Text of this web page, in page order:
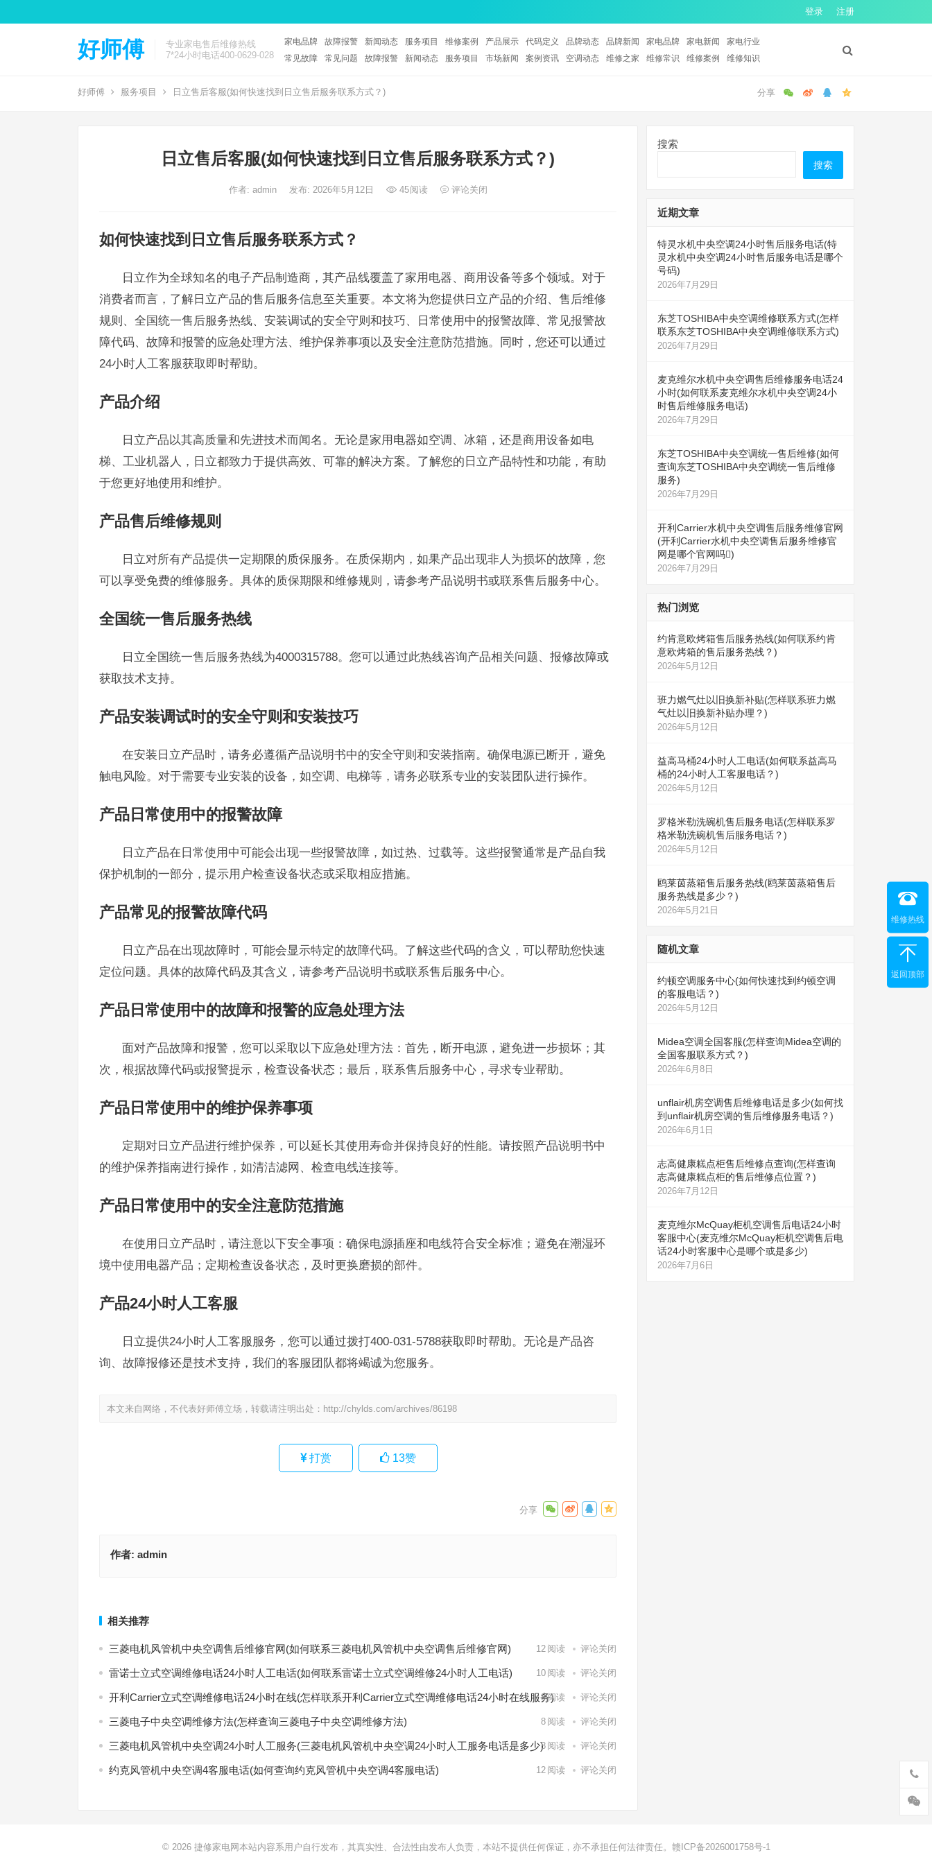
登录 注册
好师傅
专业家电售后维修热线
7*24小时电话400-0629-028
家电品牌 故障报警 新闻动态 服务项目 维修案例 产品展示 代码定义 品牌动态 品牌新闻 家电品牌 家电新闻
家电行业
常见故障
常见问题 故障报警 新闻动态 服务项目 市场新闻 案例资讯 空调动态 维修之家 维修常识 维修案例 维修知识
好师傅 服务项目 日立售后客服(如何快速找到日立售后服务联系方式？)
日立售后客服(如何快速找到日立售后服务联系方式？)
作者: admin 发布: 2026年5月12日 45阅读 评论关闭
如何快速找到日立售后服务联系方式？
日立作为全球知名的电子产品制造商，其产品线覆盖了家用电器、商用设备等多个领域。对于
消费者而言，了解日立产品的售后服务信息至关重要。本文将为您提供日立产品的介绍、售后维修
规则、全国统一售后服务热线、安装调试的安全守则和技巧、日常使用中的报警故障、常见报警故
障代码、故障和报警的应急处理方法、维护保养事项以及安全注意防范措施。同时，您还可以通过
24小时人工客服获取即时帮助。
产品介绍
日立产品以其高质量和先进技术而闻名。无论是家用电器如空调、冰箱，还是商用设备如电
梯、工业机器人，日立都致力于提供高效、可靠的解决方案。了解您的日立产品特性和功能，有助
于您更好地使用和维护。
产品售后维修规则
日立对所有产品提供一定期限的质保服务。在质保期内，如果产品出现非人为损坏的故障，您
可以享受免费的维修服务。具体的质保期限和维修规则，请参考产品说明书或联系售后服务中心。
全国统一售后服务热线
日立全国统一售后服务热线为4000315788。您可以通过此热线咨询产品相关问题、报修故障或
获取技术支持。
产品安装调试时的安全守则和安装技巧
在安装日立产品时，请务必遵循产品说明书中的安全守则和安装指南。确保电源已断开，避免
触电风险。对于需要专业安装的设备，如空调、电梯等，请务必联系专业的安装团队进行操作。
产品日常使用中的报警故障
日立产品在日常使用中可能会出现一些报警故障，如过热、过载等。这些报警通常是产品自我
保护机制的一部分，提示用户检查设备状态或采取相应措施。
产品常见的报警故障代码
日立产品在出现故障时，可能会显示特定的故障代码。了解这些代码的含义，可以帮助您快速
定位问题。具体的故障代码及其含义，请参考产品说明书或联系售后服务中心。
产品日常使用中的故障和报警的应急处理方法
面对产品故障和报警，您可以采取以下应急处理方法：首先，断开电源，避免进一步损坏；其
次，根据故障代码或报警提示，检查设备状态；最后，联系售后服务中心，寻求专业帮助。
产品日常使用中的维护保养事项
定期对日立产品进行维护保养，可以延长其使用寿命并保持良好的性能。请按照产品说明书中
的维护保养指南进行操作，如清洁滤网、检查电线连接等。
产品日常使用中的安全注意防范措施
在使用日立产品时，请注意以下安全事项：确保电源插座和电线符合安全标准；避免在潮湿环
境中使用电器产品；定期检查设备状态，及时更换磨损的部件。
产品24小时人工客服
日立提供24小时人工客服服务，您可以通过拨打400-031-5788获取即时帮助。无论是产品咨
询、故障报修还是技术支持，我们的客服团队都将竭诚为您服务。
本文来自网络，不代表好师傅立场，转载请注明出处： http://chylds.com/archives/86198
打赏 13赞
作者: admin
相关推荐
三菱电机风管机中央空调售后维修官网(如何联系三菱电机风管机中央空调售后维修官网) 12 阅读 评论关闭
雷诺士立式空调维修电话24小时人工电话(如何联系雷诺士立式空调维修24小时人工电话) 10 阅读 评论关闭
开利Carrier立式空调维修电话24小时在线(怎样联系开利Carrier立式空调维修电话24小时在线服务)
8阅读 评论关闭
三菱电子中央空调维修方法(怎样查询三菱电子中央空调维修方法) 8 阅读 评论关闭
三菱电机风管机中央空调24小时人工服务(三菱电机风管机中央空调24小时人工服务电话是多少)8 阅读 评论关闭
约克风管机中央空调4客服电话(如何查询约克风管机中央空调4客服电话) 12 阅读 评论关闭
搜索
搜索
近期文章
特灵水机中央空调24小时售后服务电话(特
灵水机中央空调24小时售后服务电话是哪个
号码)
2026年7月29日
东芝TOSHIBA中央空调维修联系方式(怎样
联系东芝TOSHIBA中央空调维修联系方式)
2026年7月29日
麦克维尔水机中央空调售后维修服务电话24
小时(如何联系麦克维尔水机中央空调24小
时售后维修服务电话)
2026年7月29日
东芝TOSHIBA中央空调统一售后维修(如何
查询东芝TOSHIBA中央空调统一售后维修
服务)
2026年7月29日
开利Carrier水机中央空调售后服务维修官网
(开利Carrier水机中央空调售后服务维修官
网是哪个官网吗)
2026年7月29日
热门浏览
约肯意欧烤箱售后服务热线(如何联系约肯
意欧烤箱的售后服务热线？)
2026年5月12日
班力燃气灶以旧换新补贴(怎样联系班力燃
气灶以旧换新补贴办理？)
2026年5月12日
益高马桶24小时人工电话(如何联系益高马
桶的24小时人工客服电话？)
2026年5月12日
罗格米勒洗碗机售后服务电话(怎样联系罗
格米勒洗碗机售后服务电话？)
2026年5月12日
鸥莱茵蒸箱售后服务热线(鸥莱茵蒸箱售后
服务热线是多少？)
2026年5月21日
随机文章
约顿空调服务中心(如何快速找到约顿空调
的客服电话？)
2026年5月12日
Midea空调全国客服(怎样查询Midea空调的
全国客服联系方式？)
2026年6月8日
unflair机房空调售后维修电话是多少(如何找
到unflair机房空调的售后维修服务电话？)
2026年6月1日
志高健康糕点柜售后维修点查询(怎样查询
志高健康糕点柜的售后维修点位置？)
2026年7月12日
麦克维尔McQuay柜机空调售后电话24小时
客服中心(麦克维尔McQuay柜机空调售后电
话24小时客服中心是哪个或是多少)
2026年7月6日
© 2026 捷修家电网本站内容系用户自行发布，其真实性、合法性由发布人负责，本站不提供任何保证，亦不承担任何法律责任。 赣ICP备2026001758号-1
维修热线
返回顶部